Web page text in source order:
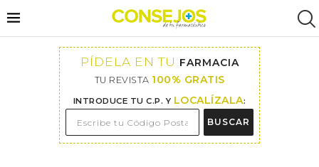
PÍDELA EN TU FARMACIA
TU REVISTA 100% GRATIS
INTRODUCE TU C.P. Y LOCALÍZALA:
BUSCAR